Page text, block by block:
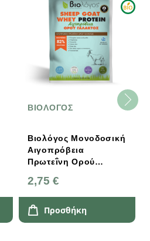
ΒΙΟΛΟΓΟΣ
Βιολόγος Μονοδοσική
Αιγοπρόβεια
Πρωτεΐνη Ορού
2,75 €
Προσθήκη